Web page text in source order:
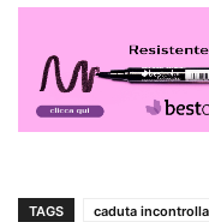
TAGS caduta